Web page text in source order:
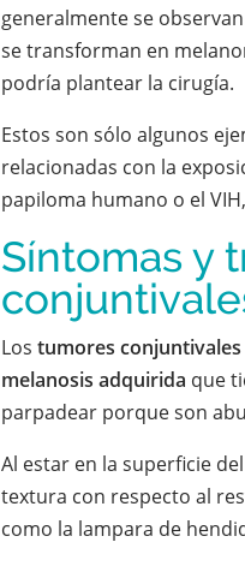
generalmente se
se transforman en
podría plantear la cirugía.
Estos son sólo algunos
relacionadas con la
papiloma humano o el
Síntomas y
Lostumores conjuntivales
melanosis adquirida que
parpadear porque son
Al estar en la superficie
textura con respecto al
como la lampara de